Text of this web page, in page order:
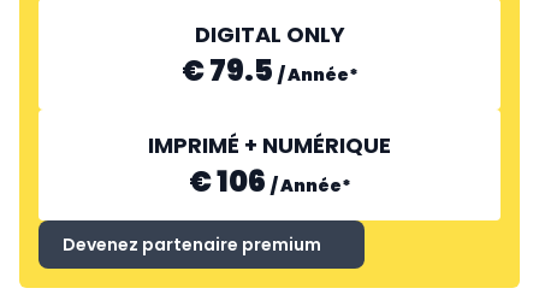
DIGITAL ONLY
€ 79.5 /Année*
IMPRIMÉ + NUMÉRIQUE
€ 106 /Année*
Devenez partenaire premium